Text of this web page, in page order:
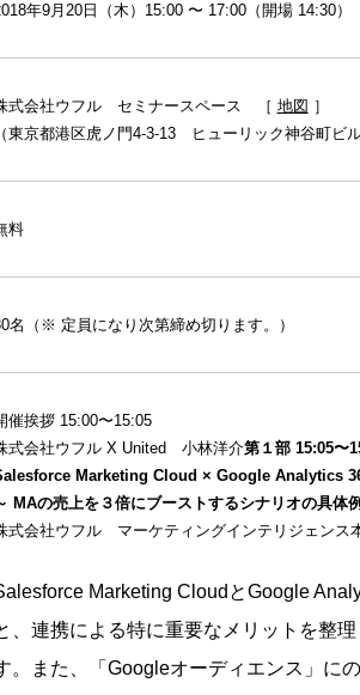
年9月20日（木）15:00 〜 17:00（開場 14:30）
式会社ウフル セミナースペース ［ 地図 ］
東京都港区虎ノ門4-3-13 ヒューリック神谷町ビル
料
名（※ 定員になり次第締め切ります。）
催挨拶 15:00〜15:05
式会社ウフル X United 小林洋介第１部 15:05〜
Marketing Cloud × Google Analytics
MAの売上を３倍にブーストするシナリオの具体
式会社ウフル マーケティングインテリジェン
Marketing CloudとGoogle
、連携による特に重要なメリットを整
。また、「Googleオーディエンス」に